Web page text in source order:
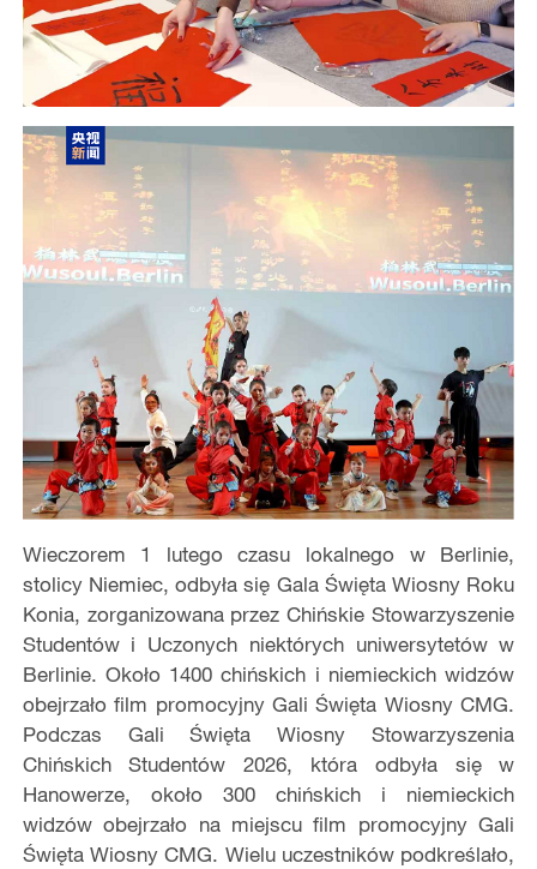
Wieczorem 1 lutego czasu lokalnego w Berlinie,
stolicy Niemiec, odbyła się Gala Święta Wiosny Roku
Konia, zorganizowana przez Chińskie Stowarzyszenie
Studentów i Uczonych niektórych uniwersytetów w
Berlinie. Około 1400 chińskich i niemieckich widzów
obejrzało film promocyjny Gali Święta Wiosny CMG.
Podczas Gali Święta Wiosny Stowarzyszenia
Chińskich Studentów 2026, która odbyła się w
Hanowerze, około 300 chińskich i niemieckich
widzów obejrzało na miejscu film promocyjny Gali
Święta Wiosny CMG. Wielu uczestników podkreślało,